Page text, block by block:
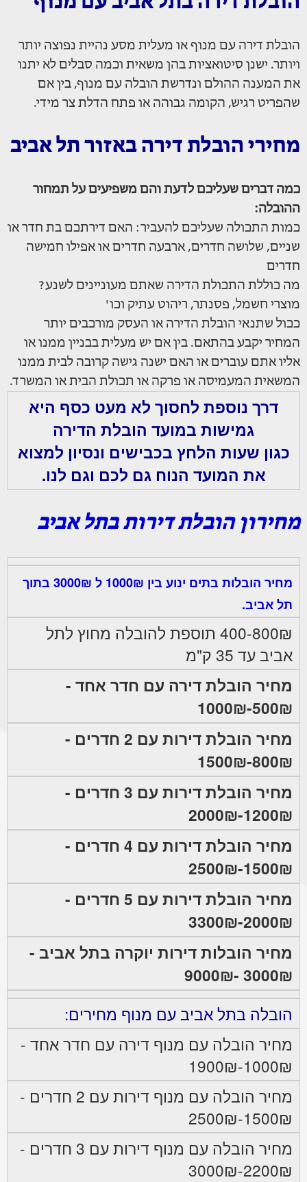
הובלת דירה עם מנוף או מעלית מסע נהיית נפוצה יותר
ויותר. ישנן סיטואציות בהן משאית וכמה סבלים לא יתנו
את המענה ההולם ונדרשת הובלה עם מנוף, בין אם
שהפריט רגיש, הקומה גבוהה או פתח הדלת צר מידי.
מחירי הובלת דירה באזור תל אביב
כמה דברים שעליכם לדעת והם משפיעים על תמחור
ההובלה:
כמות התכולה שעליכם להעביר: האם דירתכם בת חדר או
שניים, שלושה חדרים, ארבעה חדרים או אפילו חמישה
חדרים
מה כוללת התכולת הדירה שאתם מעוניינים לשנע?
מוצרי חשמל, פסנתר, ריהוט עתיק וכו'
ככול שתנאי הובלת הדירה או העסק מורכבים יותר
המחיר יקבע בהתאם. בין אם יש מעלית בבניין ממנו או
אליו אתם עוברים או האם ישנה גישה קרובה לבית ממנו
המשאית המעמיסה או פרקה או תכולת הבית או המשרד.
דרך נוספת לחסוך לא מעט כסף היא
גמישות במועד הובלת הדירה
כגון שעות הלחץ בכבישים ונסיון למצוא
את המועד הנוח גם לכם וגם לנו.
מחירון הובלת דירות בתל אביב
מחיר הובלות בתים ינוע בין 1000₪ ל 3000₪ בתוך
תל אביב.
400-800₪ תוספת להובלה מחוץ לתל
אביב עד 35 ק"מ
מחיר הובלת דירה עם חדר אחד -
500₪-1000₪
מחיר הובלת דירות עם 2 חדרים -
800₪-1500₪
מחיר הובלת דירות עם 3 חדרים -
1200₪-2000₪
מחיר הובלת דירות עם 4 חדרים -
1500₪-2500₪
מחיר הובלת דירות עם 5 חדרים -
2000₪-3300₪
מחיר הובלות דירות יוקרה בתל אביב -
3000₪ -9000₪
הובלה בתל אביב עם מנוף מחירים:
מחיר הובלה עם מנוף דירה עם חדר אחד -
1000₪-1900₪
מחיר הובלה עם מנוף דירות עם 2 חדרים -
1500₪-2500₪
מחיר הובלה עם מנוף דירות עם 3 חדרים -
2200₪-3000₪